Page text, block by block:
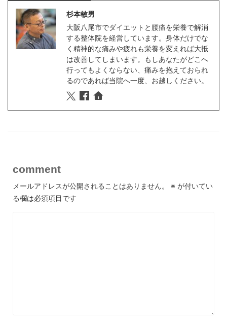
杉本敏男
大阪八尾市でダイエットと腰痛を栄養で解消
する整体院を経営しています。身体だけでな
く精神的な痛みや疲れも栄養を変えれば大抵
は改善してしまいます。もしあなたがどこへ
行ってもよくならない、痛みを抱えておられ
るのであれば当院へ一度、お越しください。
comment
メールアドレスが公開されることはありません。 ※ が付いてい
る欄は必須項目です